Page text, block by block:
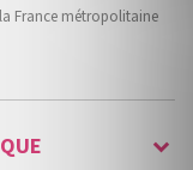
France métropolitaine